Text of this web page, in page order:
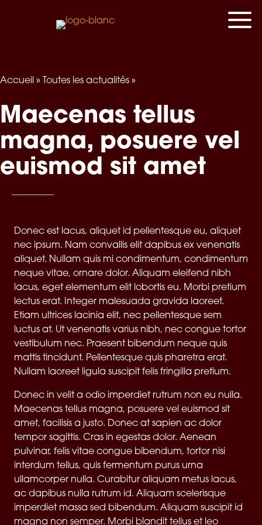
Accueil » Toutes les actualités »
Maecenas tellus
magna, posuere vel
euismod sit amet
Donec est lacus, aliquet id pellentesque eu, aliquet
nec ipsum. Nam convallis elit dapibus ex venenatis
aliquet. Nullam quis mi condimentum, condimentum
neque vitae, ornare dolor. Aliquam eleifend nibh
lacus, eget elementum elit lobortis eu. Morbi pretium
lectus erat. Integer malesuada gravida laoreet.
Etiam ultrices lacinia elit, nec pellentesque sem
luctus at. Ut venenatis varius nibh, nec congue tortor
vestibulum nec. Praesent bibendum neque quis
mattis tincidunt. Pellentesque quis pharetra erat.
Nullam laoreet ligula suscipit felis fringilla pretium.
Donec in velit a odio imperdiet rutrum non eu nulla.
Maecenas tellus magna, posuere vel euismod sit
amet, facilisis a justo. Donec at sapien ac dolor
tempor sagittis. Cras in egestas dolor. Aenean
pulvinar, felis vitae congue bibendum, tortor nisi
interdum tellus, quis fermentum purus urna
ullamcorper nulla. Curabitur aliquam metus lacus,
ac dapibus nulla rutrum id. Aliquam scelerisque
imperdiet massa sed bibendum. Aliquam suscipit id
magna non semper. Morbi blandit tellus et leo